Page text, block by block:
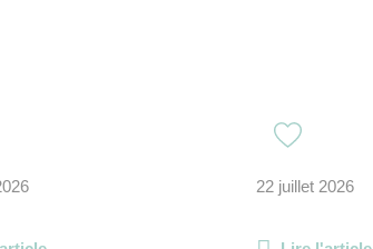
22 juillet 2026